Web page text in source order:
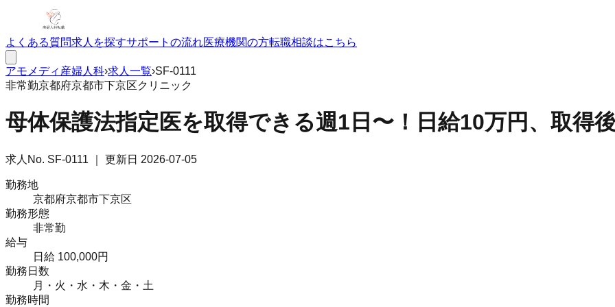
よくある質問求人を探すサポートの流れ医療機関の方転職相談はこちら
アモメディ 産婦人科›求人一覧›SF-0111
非常勤京都府京都市下京区クリニック
母体保護法指定医を取得できる週1日〜！日給10万円、取得後
求人No. SF-0111 ｜ 更新日 2026-07-05
勤務地
京都府京都市下京区
勤務形態
非常勤
給与
日給 100,000円
勤務日数
月・火・水・木・金・土
勤務時間